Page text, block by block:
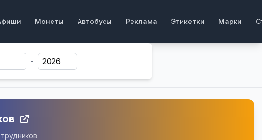
Монеты Автобусы Реклама Этикетки Марки
-